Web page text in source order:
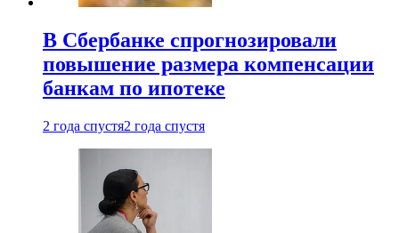
В Сбербанке спрогнозировали
повышение размера компенсации
банкам по ипотеке
2 года спустя2 года спустя